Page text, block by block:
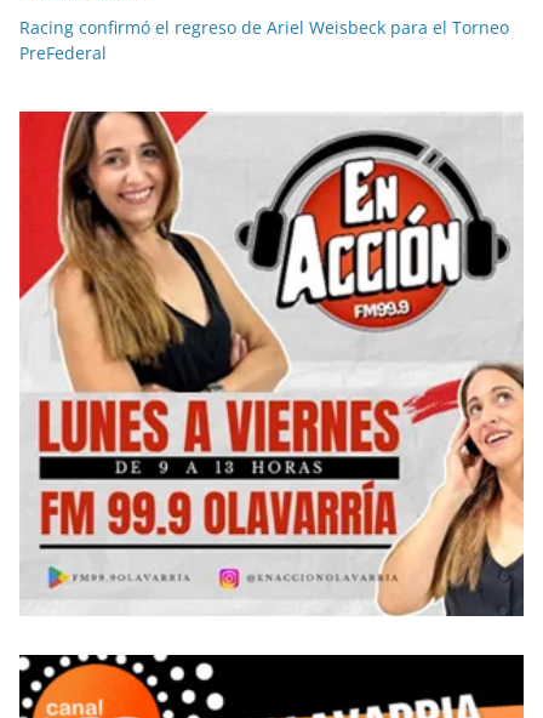
Racing confirmó el regreso de Ariel Weisbeck para el Torneo
PreFederal